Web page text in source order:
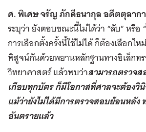
ศ. พิเศษ จรัญ ภักดีธนากุล อดีตตุลาก
ระบุว่า ยังตอบขณะนี้ไม่ได้ว่า “ลับ” หรือ
การเลือกตั้งครั้งนี้ใช้ไม่ได้ ก็ต้องเลือกใ
พิสูจน์กันด้วยพยานหลักฐานทางอิเล็กท
วิทยาศาสตร์ แล้วพบว่าสามารถตรวจ
เกือบทุกบัตร ก็มีโอกาสที่ศาลจะต้องวินิ
แม้ว่ายังไม่ได้มีการตรวจสอบย้อนหลั
อันตรายแล้ว